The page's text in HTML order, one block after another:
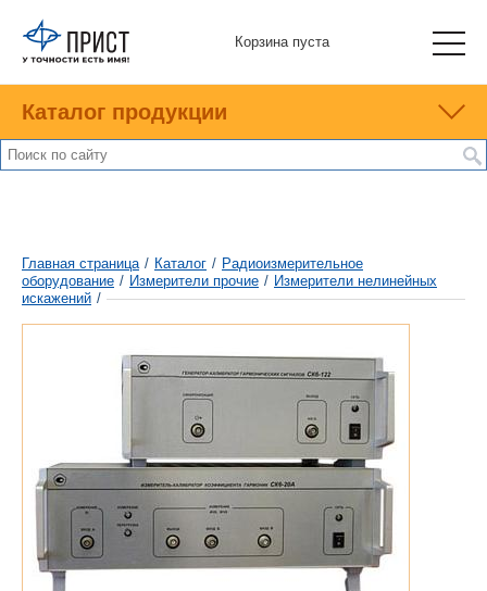
Корзина пуста
Каталог продукции
Главная страница / Каталог / Радиоизмерительное
оборудование / Измерители прочие / Измерители нелинейных
искажений /